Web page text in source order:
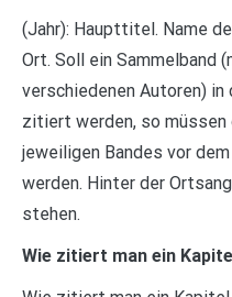
(Jahr): Haupttitel. Name
Ort. Soll ein Sammelband
verschiedenen Autoren)
zitiert werden, so
jeweiligen Bandes vor
werden. Hinter der
stehen.
Wie zitiert man ein